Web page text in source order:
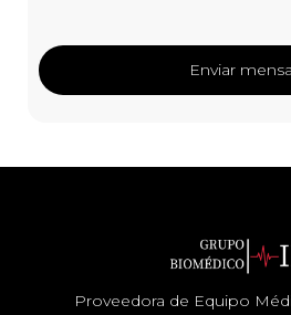
Proveedora de Equipo